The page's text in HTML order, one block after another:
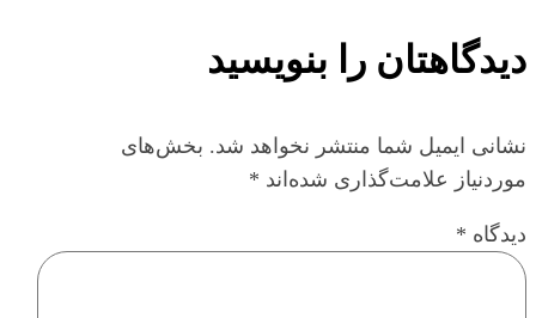
دیدگاهتان را بنویسید
نشانی ایمیل شما منتشر نخواهد شد. بخش‌های
موردنیاز علامت‌گذاری شده‌اند *
دیدگاه *